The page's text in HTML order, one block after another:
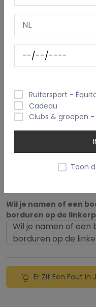
0/25 tekens
Kleur garen
Selecteer een kleur
Lettertype
Tinos
Kleurenthema
Wil je namen of een
borduren op de
Wil je namen of
borduren op de
Er Zit Een Fout In
Ruitersport -
Cadeau
Clubs & groepen
Toon